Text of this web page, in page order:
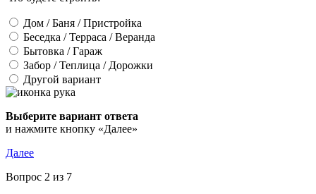
Дом / Баня / Пристройка
Беседка / Терраса / Веранда
Бытовка / Гараж
Забор / Теплица / Дорожки
Другой вариант
Выберите вариант ответа
и нажмите кнопку «Далее»
Далее
Вопрос 2 из 7